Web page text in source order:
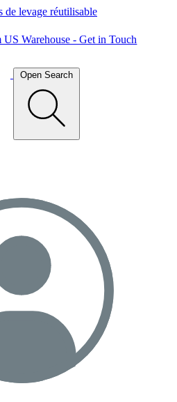
levage réutilisable
Warehouse - Get in Touch
Open Search